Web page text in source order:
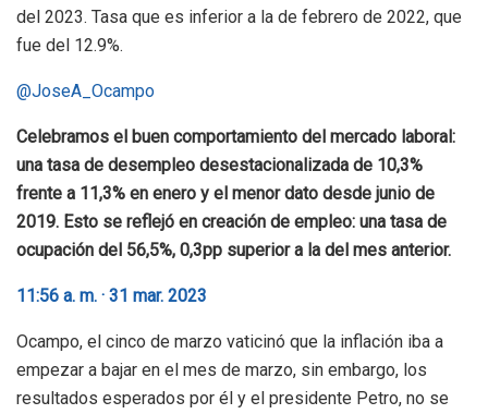
del 2023. Tasa que es inferior a la de febrero de 2022, que
fue del 12.9%.
@JoseA_Ocampo
Celebramos el buen comportamiento del mercado laboral:
una tasa de desempleo desestacionalizada de 10,3%
frente a 11,3% en enero y el menor dato desde junio de
2019. Esto se reflejó en creación de empleo: una tasa de
ocupación del 56,5%, 0,3pp superior a la del mes anterior.
11:56 a. m. · 31 mar. 2023
Ocampo, el cinco de marzo vaticinó que la inflación iba a
empezar a bajar en el mes de marzo, sin embargo, los
resultados esperados por él y el presidente Petro, no se